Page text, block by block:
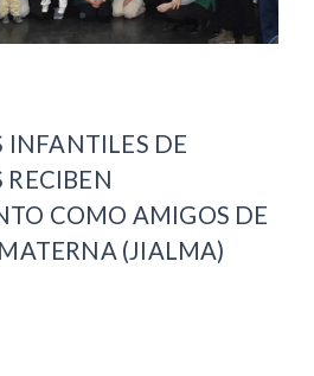
INFANTILES DE
RECIBEN
COMO AMIGOS DE
(JIALMA)